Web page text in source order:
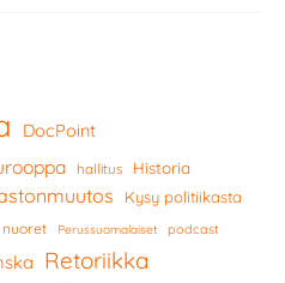
DocPoint
hallitus Historia
Kysy politiikasta
nuoret Perussuomalaiset podcast
Retoriikka